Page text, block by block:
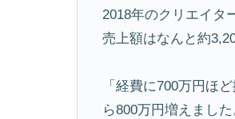
2018年のクリエイタ
売上額はなんと約
「経費に700万円ほ
ら800万円増えまし